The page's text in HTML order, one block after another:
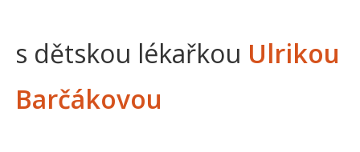
s dětskou lékařkou Ulrikou
Barčákovou